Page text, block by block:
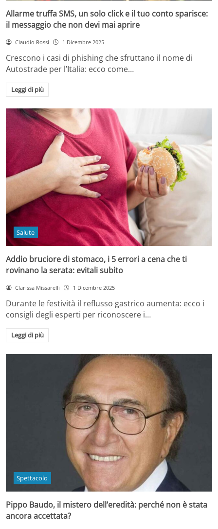
Allarme truffa SMS, un solo click e il tuo conto sparisce:
il messaggio che non devi mai aprire
Claudio Rossi 1 Dicembre 2025
Crescono i casi di phishing che sfruttano il nome di
Autostrade per l’Italia: ecco come…
Leggi di più
Salute
Addio bruciore di stomaco, i 5 errori a cena che ti
rovinano la serata: evitali subito
Clarissa Missarelli 1 Dicembre 2025
Durante le festività il reflusso gastrico aumenta: ecco i
consigli degli esperti per riconoscere i…
Leggi di più
Spettacolo
Pippo Baudo, il mistero dell’eredità: perché non è stata
ancora accettata?